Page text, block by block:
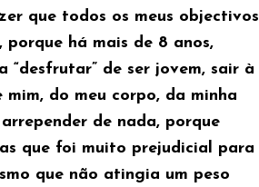
que todos os meus objectivos
há mais de 8 anos,
“desfrutar” de ser jovem, sair à
do meu corpo, da minha
de nada, porque
que foi muito prejudicial para
que não atingia um peso